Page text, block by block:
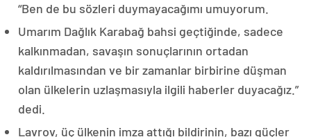
“Ben de bu sözleri duymayacağımı umuyorum.
Umarım Dağlık Karabağ bahsi geçtiğinde, sadece
kalkınmadan, savaşın sonuçlarının ortadan
kaldırılmasından ve bir zamanlar birbirine düşman
olan ülkelerin uzlaşmasıyla ilgili haberler duyacağız.”
dedi.
Lavrov, üç ülkenin imza attığı bildirinin, bazı güçler